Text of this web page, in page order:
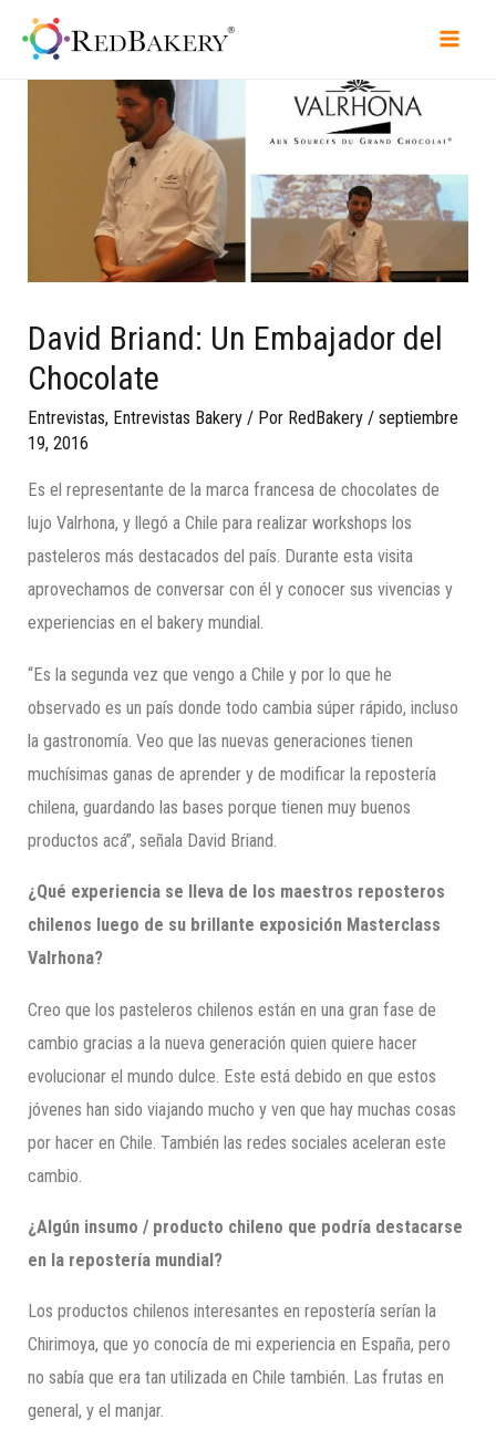
David Briand: Un Embajador del
Chocolate
Entrevistas, Entrevistas Bakery / Por RedBakery /septiembre
19, 2016
Es el representante de la marca francesa de chocolates de
lujo Valrhona, y llegó a Chile para realizar workshops los
pasteleros más destacados del país. Durante esta visita
aprovechamos de conversar con él y conocer sus vivencias y
experiencias en el bakery mundial.
“Es la segunda vez que vengo a Chile y por lo que he
observado es un país donde todo cambia súper rápido, incluso
la gastronomía. Veo que las nuevas generaciones tienen
muchísimas ganas de aprender y de modificar la repostería
chilena, guardando las bases porque tienen muy buenos
productos acá”, señala David Briand.
¿Qué experiencia se lleva de los maestros reposteros
chilenos luego de su brillante exposición Masterclass
Valrhona?
Creo que los pasteleros chilenos están en una gran fase de
cambio gracias a la nueva generación quien quiere hacer
evolucionar el mundo dulce. Este está debido en que estos
jóvenes han sido viajando mucho y ven que hay muchas cosas
por hacer en Chile. También las redes sociales aceleran este
cambio.
¿Algún insumo / producto chileno que podría destacarse
en la repostería mundial?
Los productos chilenos interesantes en repostería serían la
Chirimoya, que yo conocía de mi experiencia en España, pero
no sabía que era tan utilizada en Chile también. Las frutas en
general, y el manjar.